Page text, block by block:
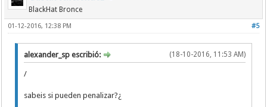
BlackHat Bronce
#5
01-12-2016, 12:38 PM
(18-10-2016, 11:53 AM)
alexander_sp escribió:
/
sabeis si pueden penalizar?¿